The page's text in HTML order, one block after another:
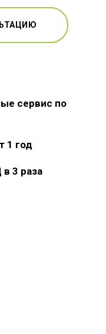
сервис по
1 год
3 раза